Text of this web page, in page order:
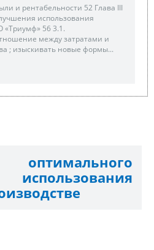
и рентабельности 52 Глава III
использования
56 3.1.
между затратами и
; изыскивать новые формы...
использования